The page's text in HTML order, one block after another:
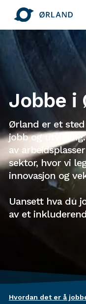
Jobbe i
Ørland er et
jobb og
av
sektor, hvor vi
innovasjon og
Uansett hva du
av et
Hvordan det er å